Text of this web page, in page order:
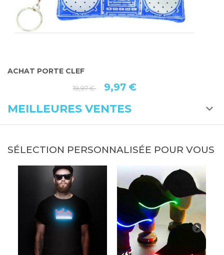
ACHAT PORTE CLEF
19,97 € 9,97 €
MEILLEURES VENTES
SÉLECTION PERSONNALISÉE POUR VOUS